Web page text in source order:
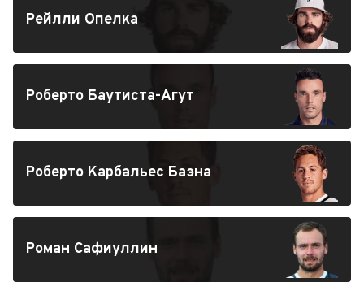
Рейлли Опелка
Роберто Баутиста-Агут
Роберто Карбальес Баэна
Роман Сафиуллин